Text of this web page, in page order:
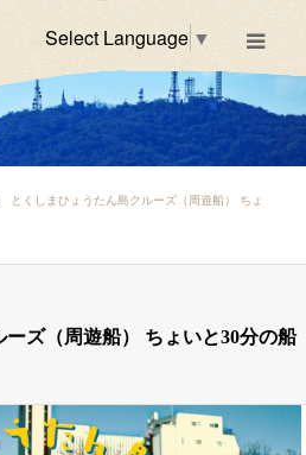
Select Language ▼
とくしまひょうたん島クルーズ（周遊船） ちょ
ズ（周遊船） ちょいと30分の船